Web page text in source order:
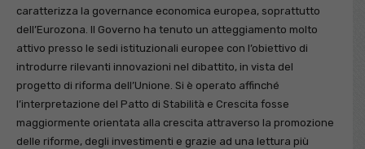
caratterizza la governance economica europea, soprattutto
dell’Eurozona. Il Governo ha tenuto un atteggiamento molto
attivo presso le sedi istituzionali europee con l’obiettivo di
introdurre rilevanti innovazioni nel dibattito, in vista del
progetto di riforma dell’Unione. Si è operato affinché
l’interpretazione del Patto di Stabilità e Crescita fosse
maggiormente orientata alla crescita attraverso la promozione
delle riforme, degli investimenti e grazie ad una lettura più